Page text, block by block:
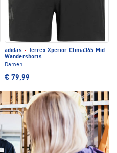
adidas ·
Terrex Xperior Clima365 Mid
Wandershorts
Damen
€ 79,99